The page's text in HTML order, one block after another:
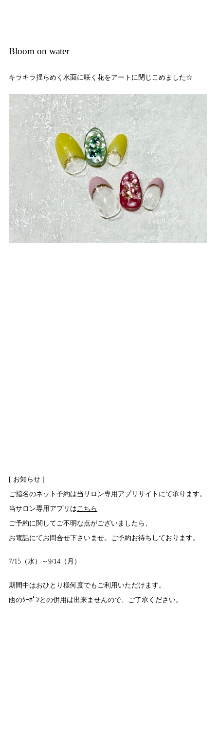
Bloom on water
キラキラ揺らめく水面に咲く花をアートに閉じこめました☆
[ お知らせ ]
ご指名のネット予約は当サロン専用アプリサイトにて承ります。
当サロン専用アプリはこちら
ご予約に関してご不明な点がございましたら、
お電話にてお問合せ下さいませ。ご予約お待ちしております。
7/15（水）～9/14（月）
期間中はおひとり様何度でもご利用いただけます。
他のｸｰﾎﾟﾝとの併用は出来ませんので、ご了承ください。